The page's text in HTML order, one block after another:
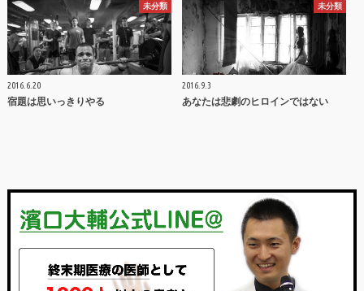
未分類
2016.6.20
宿題は思いっきりやる
未分類
2016.9.3
あなたは悲劇のヒロインではない